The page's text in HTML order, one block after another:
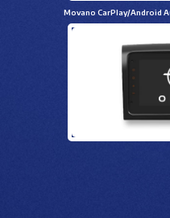
Movano CarPlay/Android